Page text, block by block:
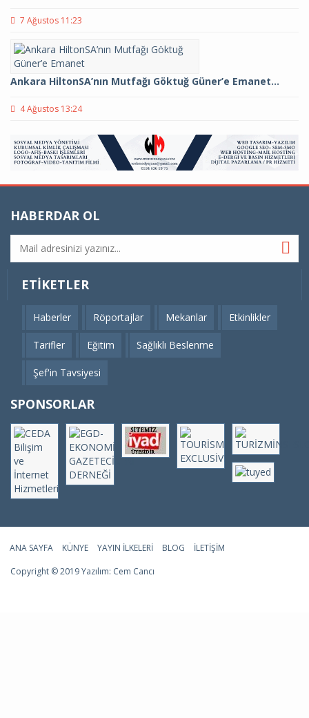
7 Ağustos 11:23
Ankara HiltonSA’nın Mutfağı Göktuğ Güner’e Emanet…
4 Ağustos 13:24
HABERDAR OL
ETIKETLER
Haberler Röportajlar Mekanlar Etkinlikler
Tarifler Eğitim Sağlıklı Beslenme
Şef'in Tavsiyesi
SPONSORLAR
ANA SAYFA KÜNYE YAYIN İLKELERI BLOG
İLETIŞIM
Copyright © 2019 Yazılım: Cem Cancı